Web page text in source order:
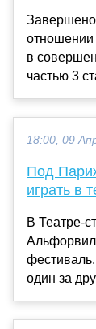
Завершено
отношении
в
частью 3
18:00, 09
Под
играть в
В Театре-
один за